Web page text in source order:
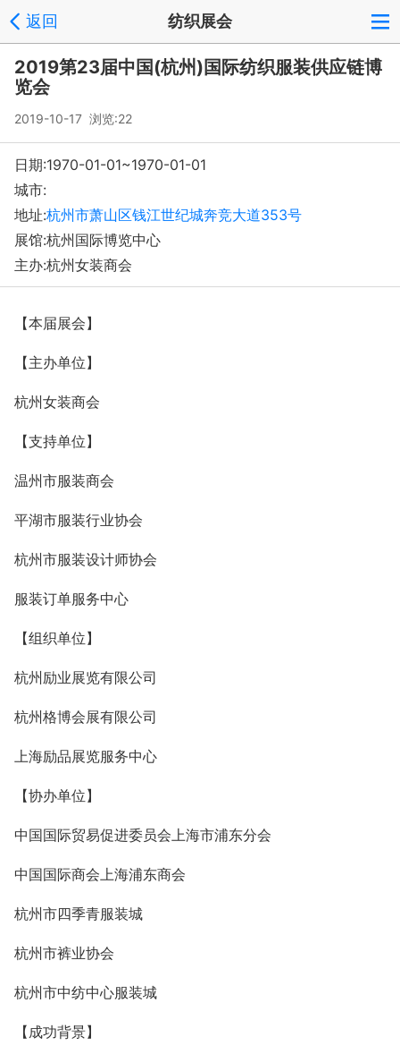
返回 纺织展会
2019第23届中国(杭州)国际纺织服装供应链博
览会
2019-10-17 浏览:22
日期:1970-01-01~1970-01-01
城市:
地址:杭州市萧山区钱江世纪城奔竞大道353号
展馆:杭州国际博览中心
主办:杭州女装商会
【本届展会】
【主办单位】
杭州女装商会
【支持单位】
温州市服装商会
平湖市服装行业协会
杭州市服装设计师协会
服装订单服务中心
【组织单位】
杭州励业展览有限公司
杭州格博会展有限公司
上海励品展览服务中心
【协办单位】
中国国际贸易促进委员会上海市浦东分会
中国国际商会上海浦东商会
杭州市四季青服装城
杭州市裤业协会
杭州市中纺中心服装城
【成功背景】